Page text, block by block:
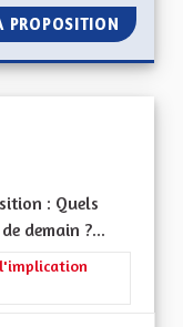
PROPOSITION PRISE
: Quels
demain ?...
solidarités, les soins
l'implication